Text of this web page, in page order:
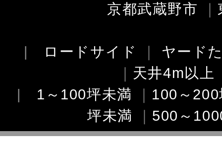
京都武蔵野市 ｜
| ロードサイド ｜ ヤード
｜ 天井4m以上
| 1～100坪未満 ｜ 100～
坪未満 ｜ 500～